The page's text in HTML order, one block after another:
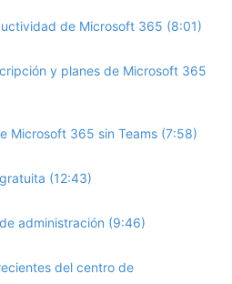
de Microsoft 365 (8:01)
y planes de Microsoft 365
Microsoft 365 sin Teams (7:58)
(12:43)
administración (9:46)
del centro de